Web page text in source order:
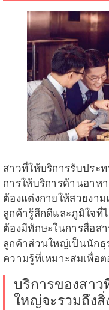
สาวที่ให้บริการรับประ
การให้บริการด้านอาห
ต้องแต่งกายให้สวยงา
ลูกค้ารู้สึกดีและภูมิใจที่
ต้องมีทักษะในการสื่อส
ลูกค้าส่วนใหญ่เป็นนัก
ความรู้ที่เหมาะสมเพื่อ
บริการของสา
ใหญ่จะรวมถึง